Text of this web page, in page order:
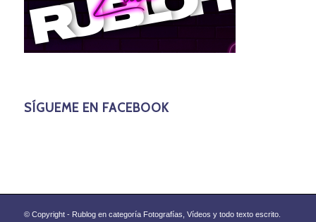
SÍGUEME EN FACEBOOK
© Copyright - Rublog en categoría Fotografías, Vídeos y todo texto escrito.